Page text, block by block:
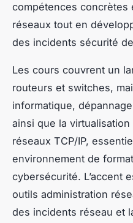
compétences concrètes
réseaux tout en
des incidents sécurité
Les cours couvrent un
routeurs et switches,
informatique,
ainsi que la
réseaux TCP/IP,
environnement de
cybersécurité. L’accent
outils administration
des incidents réseau et